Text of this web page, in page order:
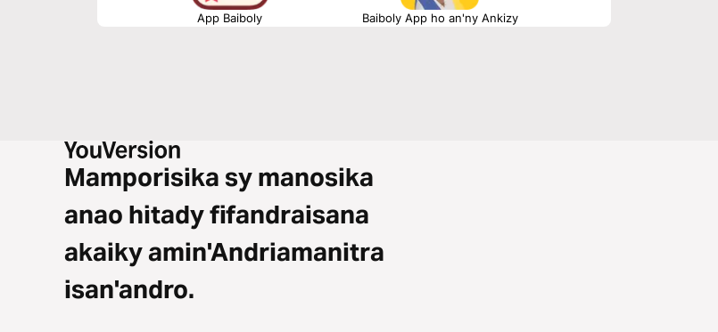
App Baiboly Baiboly App ho an'ny Ankizy
Mamporisika sy manosika
anao hitady fifandraisana
akaiky amin'Andriamanitra
isan'andro.